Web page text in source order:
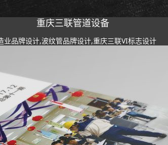
重庆三联管道设备
业品牌设计,波纹管品牌设计,重庆三联VI标志设计